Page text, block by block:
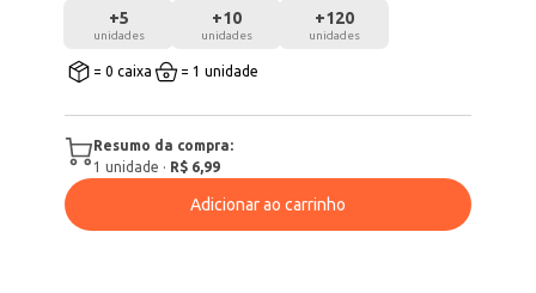
+5
unidades
+10
unidades
+120
unidades
= 0 caixa = 1 unidade
Resumo da compra:
1 unidade · R$ 6,99
Adicionar ao carrinho